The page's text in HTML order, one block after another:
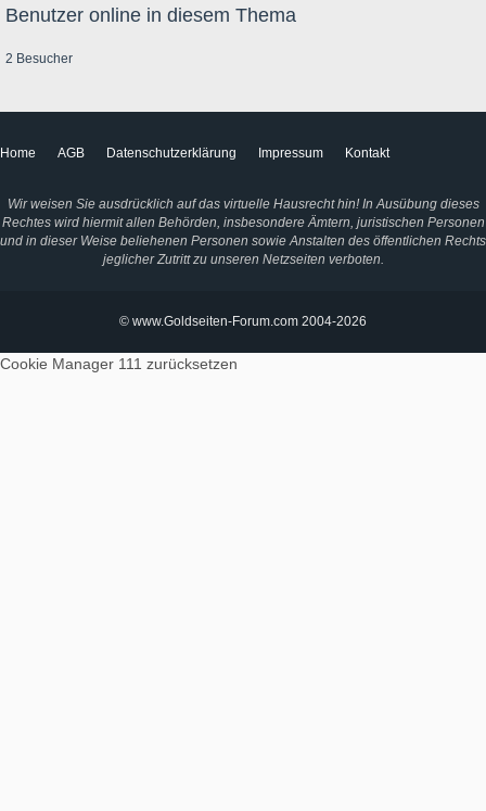
Benutzer online in diesem Thema
2 Besucher
Home AGB Datenschutzerklärung Impressum Kontakt
Wir weisen Sie ausdrücklich auf das virtuelle Hausrecht hin! In Ausübung dieses
Rechtes wird hiermit allen Behörden, insbesondere Ämtern, juristischen Personen
und in dieser Weise beliehenen Personen sowie Anstalten des öffentlichen Rechts
jeglicher Zutritt zu unseren Netzseiten verboten.
© www.Goldseiten-Forum.com 2004-2026
Cookie Manager 111 zurücksetzen